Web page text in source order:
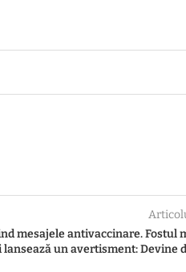
mesajele antivaccinare. Fostul
lansează un avertisment: Devine